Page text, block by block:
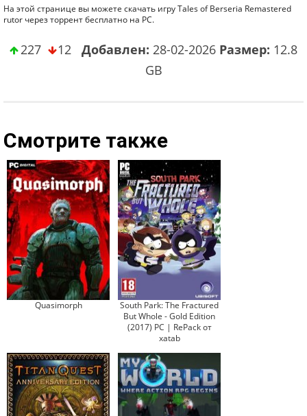
На этой странице вы можете скачать игру Tales of Berseria Remastered
rutor через торрент бесплатно на PC.
227 12 Добавлен: 28-02-2026 Размер: 12.8
GB
Смотрите также
Quasimorph
South Park: The Fractured
But Whole - Gold Edition
(2017) PC | RePack от
xatab